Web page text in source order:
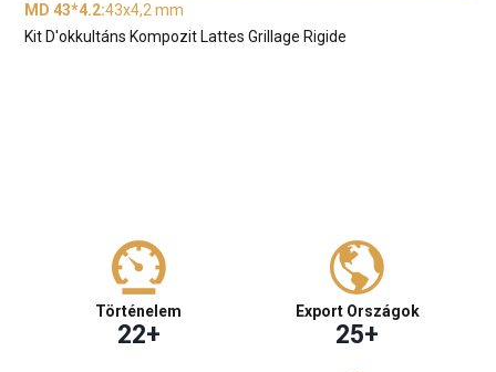
MD 43*4.2:43x4,2 mm
Kit D'okkultáns Kompozit Lattes Grillage Rigide
Történelem
22+
Export Országok
25+